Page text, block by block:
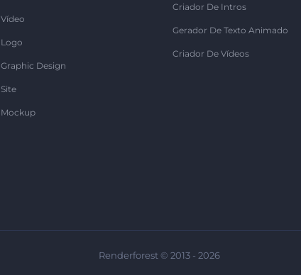
Vídeo
Logo
Graphic Design
Site
Mockup
Criador De Intros
Gerador De Texto Animado
Criador De Vídeos
Renderforest © 2013 - 2026